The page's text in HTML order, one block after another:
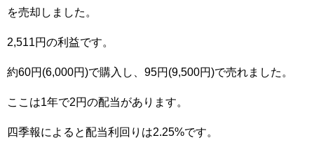
を売却しました。
2,511円の利益です。
約60円(6,000円)で購入し、95円(9,500円)で売れました。
ここは1年で2円の配当があります。
四季報によると配当利回りは2.25%です。